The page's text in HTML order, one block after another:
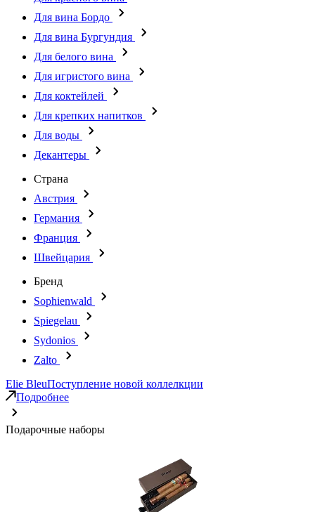
Для вина Бордо
Для вина Бургундия
Для белого вина
Для игристого вина
Для коктейлей
Для крепких напитков
Для воды
Декантеры
Страна
Австрия
Германия
Франция
Швейцария
Бренд
Sophienwald
Spiegelau
Sydonios
Zalto
Elie BleuПоступление новой коллелкции
Подробнее
Подарочные наборы